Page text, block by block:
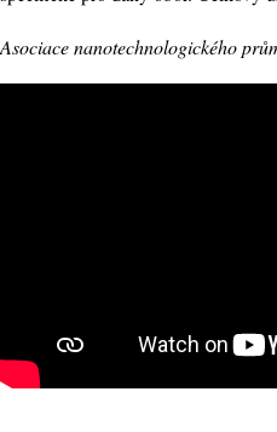
Asociace nanotechnologického